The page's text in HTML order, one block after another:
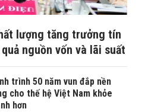
lượng tăng trưởng tín
nguồn vốn và lãi suất
trình 50 năm vun đắp nền
cho thế hệ Việt Nam khỏe
hơn